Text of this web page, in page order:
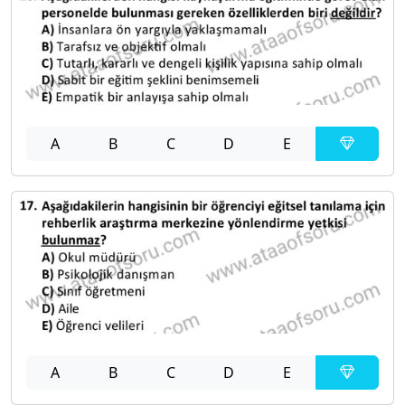
A B C D E
A B C D E